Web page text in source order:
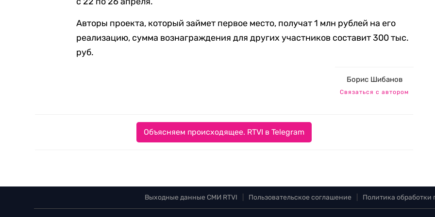
Авторы проекта, который займет первое место, получат 1 млн рублей на его
реализацию, сумма вознаграждения для других участников составит 300 тыс.
руб.
Борис Шибанов
Связаться с автором
Объясняем происходящее. RTVI в Telegram
Выходные данные СМИ RTVI Пользовательское соглашение Политика